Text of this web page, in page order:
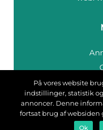
På vores website
indstillinger, statistik
annoncer. Denne
fortsat brug af
Ok